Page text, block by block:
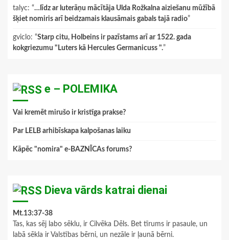
talyc: “…līdz ar luterāņu mācītāja Ulda Rožkalna aiziešanu mūžībā
šķiet nomiris arī beidzamais klausāmais gabals tajā radio”
gviclo: “Starp citu, Holbeins ir pazīstams arī ar 1522. gada
kokgriezumu "Luters kā Hercules Germanicuss ".”
e – POLEMIKA
Vai kremēt mirušo ir kristīga prakse?
Par LELB arhibīskapa kalpošanas laiku
Kāpēc "nomira" e-BAZNĪCAs forums?
Dieva vārds katrai dienai
Mt.13:37-38
Tas, kas sēj labo sēklu, ir Cilvēka Dēls. Bet tīrums ir pasaule, un
labā sēkla ir Valstības bērni, un nezāle ir ļaunā bērni.